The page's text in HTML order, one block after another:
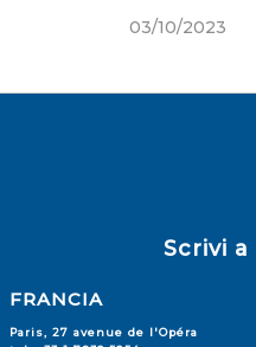
03/10/2023
Scrivi a
FRANCIA
Paris, 27 avenue de l'Opéra